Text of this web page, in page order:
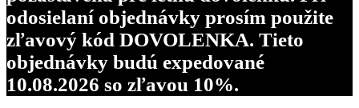
odosielaní objednávky prosím použite
zľavový kód DOVOLENKA. Tieto
objednávky budú expedované
10.08.2026 so zľavou 10%.